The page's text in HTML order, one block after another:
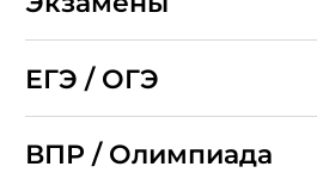
ЕГЭ / ОГЭ
ВПР / Олимпиада